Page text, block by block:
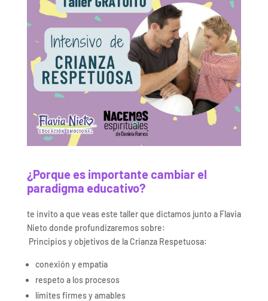
¿Porque es importante cambiar el
paradigma educativo?
te invito a que veas este taller que dictamos junto a Flavia
Nieto donde profundizaremos sobre:
Principios y objetivos de la Crianza Respetuosa:
conexión y empatía
respeto a los procesos
límites firmes y amables